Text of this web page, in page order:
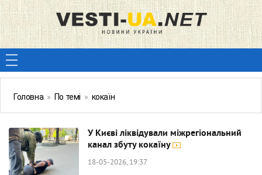
Головна » По темі » кокаїн
У Києві ліквідували міжрегіональний
канал збуту кокаїну
18-05-2026, 19:37